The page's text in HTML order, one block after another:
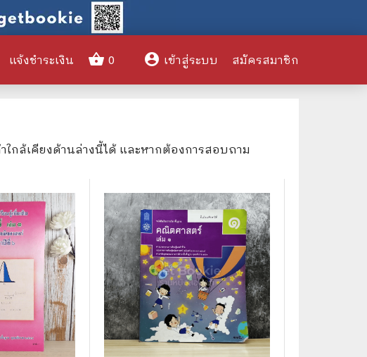
กล้เคียงด้านล่างนี้ได้ และหากต้องการสอบถาม
แจ้งชำระเงิน shopping_basket 0 account_circle เข้าสู่ระบบ สมัครสมาชิก
ทัศน์
ศ
🎨 Art and Design
🤹‍♀️ Humor & Entertainment
🏝️ Survival & Emergency
Preparedness
🦸‍♂️ Comics & Graphic Novels
🏺 Historical & Political
🌠 Astrology